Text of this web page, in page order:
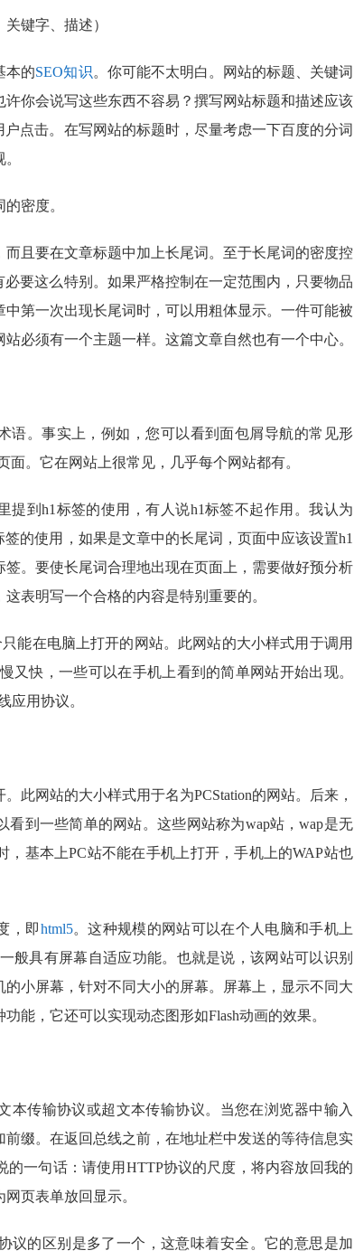
键字、描述）
本的SEO知识。你可能不太明白。网站的标题、关键词
许你会说写这些东西不容易？撰写网站标题和描述应该
户点击。在写网站的标题时，尽量考虑一下百度的分词
密度。
且要在文章标题中加上长尾词。至于长尾词的密度控
要这么特别。如果严格控制在一定范围内，只要物品
第一次出现长尾词时，可以用粗体显示。一件可能被
必须有一个主题一样。这篇文章自然也有一个中心。
语。事实上，例如，您可以看到面包屑导航的常见形
。它在网站上很常见，几乎每个网站都有。
提到h1标签的使用，有人说h1标签不起作用。我认为
的使用，如果是文章中的长尾词，页面中应该设置h1
。要使长尾词合理地出现在页面上，需要做好预分析
表明写一个合格的内容是特别重要的。
能在电脑上打开的网站。此网站的大小样式用于调用
又快，一些可以在手机上看到的简单网站开始出现。
应用协议。
此网站的大小样式用于名为PCStation的网站。后来，
看到一些简单的网站。这些网站称为wap站，wap是无
，基本上PC站不能在手机上打开，手机上的WAP站也
，即html5。这种规模的网站可以在个人电脑和手机上
般具有屏幕自适应功能。也就是说，该网站可以识别
小屏幕，针对不同大小的屏幕。屏幕上，显示不同大
能，它还可以实现动态图形如Flash动画的效果。
本传输协议或超文本传输协议。当您在浏览器中输入
缀。在返回总线之前，在地址栏中发送的等待信息实
的一句话：请使用HTTP协议的尺度，将内容放回我的
页表单放回显示。
议的区别是多了一个，这意味着安全。它的意思是加